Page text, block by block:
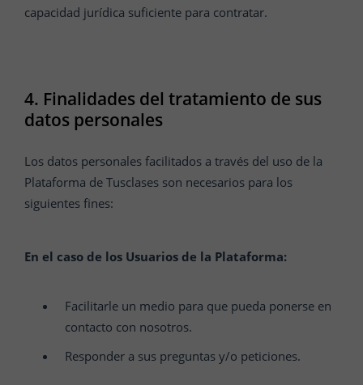
capacidad jurídica suficiente para contratar.
4. Finalidades del tratamiento de sus
datos personales
Los datos personales facilitados a través del uso de la
Plataforma de Tusclases son necesarios para los
siguientes fines:
En el caso de los Usuarios de la Plataforma:
Facilitarle un medio para que pueda ponerse en
contacto con nosotros.
Responder a sus preguntas y/o peticiones.